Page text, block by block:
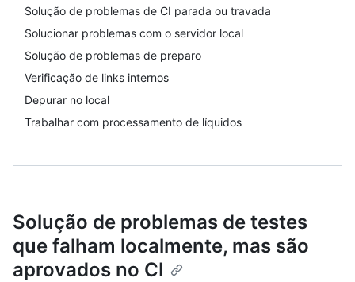
Solução de problemas de CI parada ou travada
Solucionar problemas com o servidor local
Solução de problemas de preparo
Verificação de links internos
Depurar no local
Trabalhar com processamento de líquidos
Solução de problemas de testes
que falham localmente, mas são
aprovados no CI